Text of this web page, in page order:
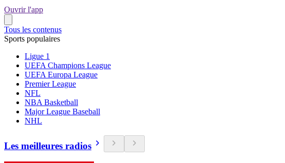
Ouvrir l'app
Tous les contenus
Sports populaires
Ligue 1
UEFA Champions League
UEFA Europa League
Premier League
NFL
NBA Basketball
Major League Baseball
NHL
Les meilleures radios